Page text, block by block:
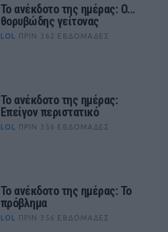
Το ανέκδοτο της ημέρας: O...
θορυβώδης γείτονας
LOL ΠΡΙΝ 362 ΕΒΔΟΜΆΔΕΣ
Το ανέκδοτο της ημέρας:
Επείγον περιστατικό
LOL ΠΡΙΝ 356 ΕΒΔΟΜΆΔΕΣ
Το ανέκδοτο της ημέρας: Το
πρόβλημα
LOL ΠΡΙΝ 356 ΕΒΔΟΜΆΔΕΣ